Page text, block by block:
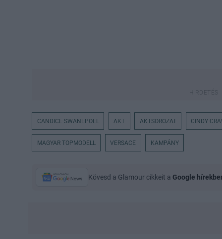
CANDICE SWANEPOEL AKT AKTSOROZAT CINDY
MAGYAR TOPMODELL VERSACE KAMPÁNY
Kövesd a Glamour cikkeit a Google